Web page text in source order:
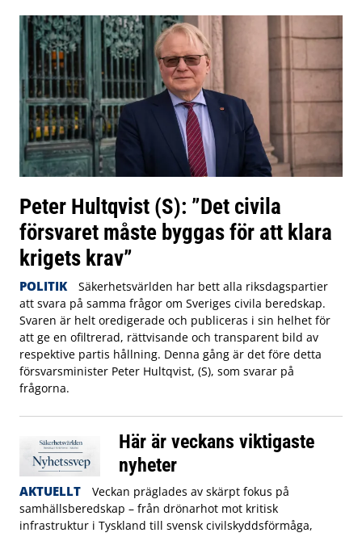
Peter Hultqvist (S): ”Det civila
försvaret måste byggas för att klara
krigets krav”
POLITIK
Säkerhetsvärlden har bett alla riksdagspartier
att svara på samma frågor om Sveriges civila beredskap.
Svaren är helt oredigerade och publiceras i sin helhet för
att ge en ofiltrerad, rättvisande och transparent bild av
respektive partis hållning. Denna gång är det före detta
försvarsminister Peter Hultqvist, (S), som svarar på
frågorna.
Här är veckans viktigaste
nyheter
AKTUELLT
Veckan präglades av skärpt fokus på
samhällsberedskap – från drönarhot mot kritisk
infrastruktur i Tyskland till svensk civilskyddsförmåga,